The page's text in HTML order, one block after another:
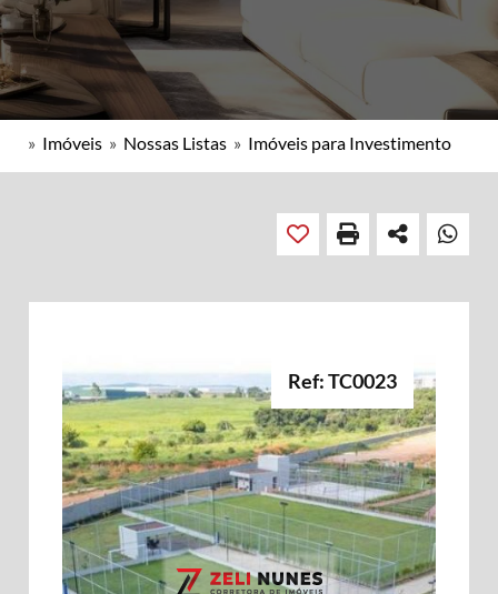
» Imóveis » Nossas Listas » Imóveis para Investimento
Ref: TC0023